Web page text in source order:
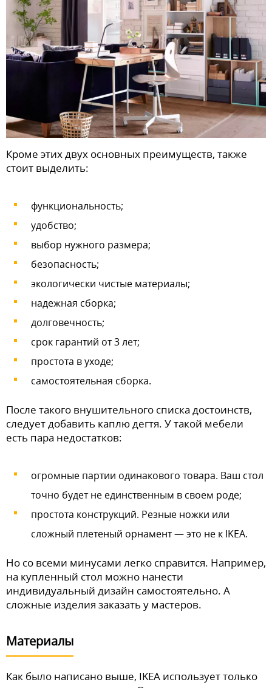
Кроме этих двух основных преимуществ, также
стоит выделить:
функциональность;
удобство;
выбор нужного размера;
безопасность;
экологически чистые материалы;
надежная сборка;
долговечность;
срок гарантий от 3 лет;
простота в уходе;
самостоятельная сборка.
После такого внушительного списка достоинств,
следует добавить каплю дегтя. У такой мебели
есть пара недостатков:
огромные партии одинакового товара. Ваш стол
точно будет не единственным в своем роде;
простота конструкций. Резные ножки или
сложный плетеный орнамент — это не к IKEA.
Но со всеми минусами легко справится. Например,
на купленный стол можно нанести
индивидуальный дизайн самостоятельно. А
сложные изделия заказать у мастеров.
Материалы
Как было написано выше, IKEA использует только